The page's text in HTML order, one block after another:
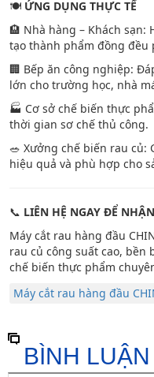
🍽️ ỨNG DỤNG THỰC TẾ
🏨 Nhà hàng – Khách sạn:
tạo thành phẩm đồng đều
🏢 Bếp ăn công nghiệp:
lớn cho trường học, nhà
🏭 Cơ sở chế biến thực
thời gian sơ chế thủ công.
🥗 Xưởng chế biến rau củ:
hiệu quả và phù hợp cho
📞 LIÊN HỆ NGAY ĐỂ
Máy cắt rau hàng đầu
rau củ công suất cao,
chế biến thực phẩm
Máy cắt rau hàng đầu
BÌNH LUẬN